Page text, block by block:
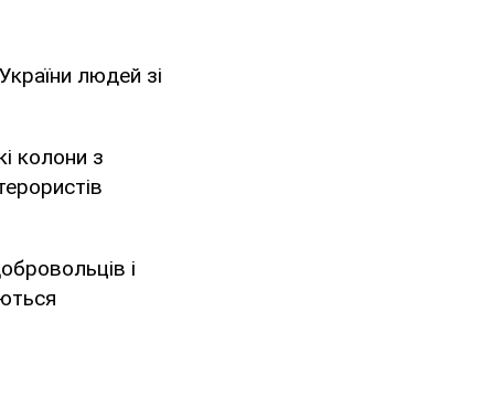
людей зі
колони з
і